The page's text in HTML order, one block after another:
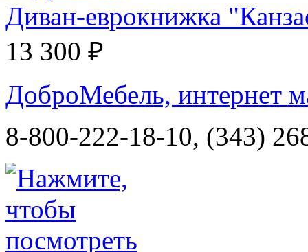
Диван-еврокнижка
13 300 ₽
ДоброМебель, интернет
8-800-222-18-10, (343)